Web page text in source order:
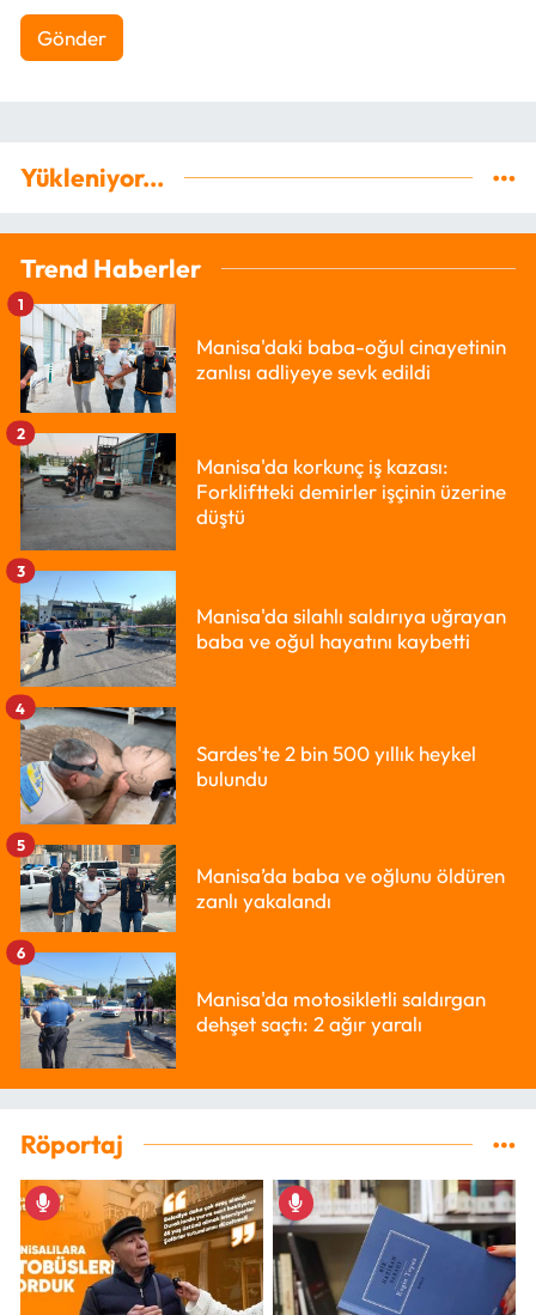
Gönder
Yükleniyor...
Trend Haberler
Manisa'daki baba-oğul cinayetinin
zanlısı adliyeye sevk edildi
1
Manisa'da korkunç iş kazası:
Forkliftteki demirler işçinin üzerine
düştü
2
Manisa'da silahlı saldırıya uğrayan
baba ve oğul hayatını kaybetti
3
Sardes'te 2 bin 500 yıllık heykel
bulundu
4
Manisa’da baba ve oğlunu öldüren
zanlı yakalandı
5
Manisa'da motosikletli saldırgan
dehşet saçtı: 2 ağır yaralı
6
Röportaj